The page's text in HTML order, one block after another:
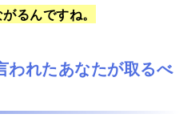
るんですね。
われたあなたが取るべ